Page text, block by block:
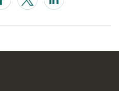
Opens in a new window
Opens in a new window
Opens in a new